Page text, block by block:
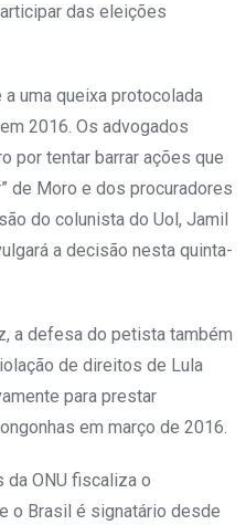
das eleições
uma queixa protocolada
2016. Os advogados
por tentar barrar ações que
de Moro e dos procuradores
do colunista do Uol, Jamil
a decisão nesta quinta-
a defesa do petista também
de direitos de Lula
para prestar
em março de 2016.
da ONU fiscaliza o
o Brasil é signatário desde